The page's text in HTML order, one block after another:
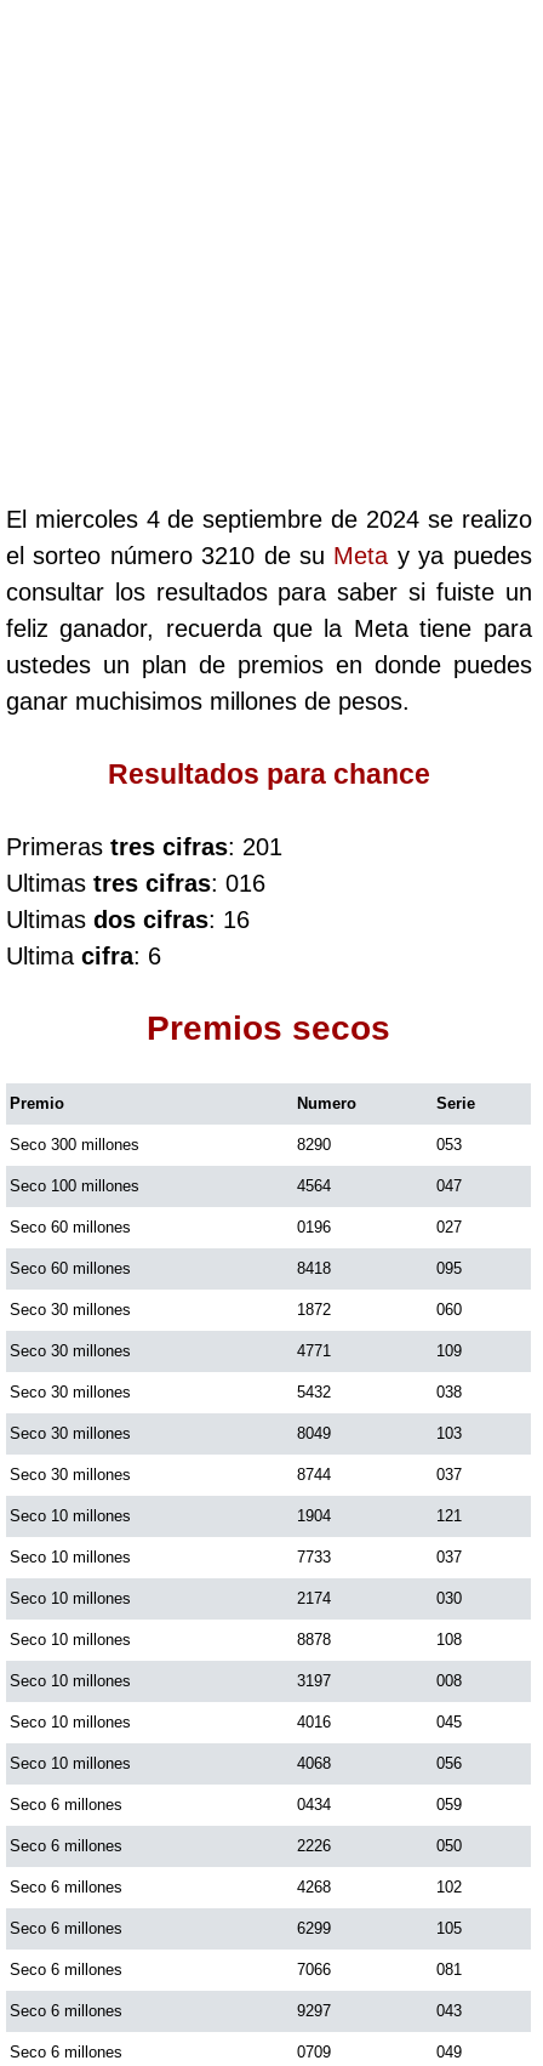
Cafeterito Noche
Caribeña Día
Caribeña Noche
Culona día
Culona noche
Dorado Mañana
Dorado Noche
Fantástica Día
Fantástica Noche
Motilon Tarde
Motilon Noche
Paisita Día
Paisita Noche
Paisita 3
Pick 3 Día
Pick 3 Noche
Pick 4 Día
Pick 4 Noche
El miercoles 4 de septiembre de 2024 se realizo
el sorteo número 3210 de su Meta y ya puedes
consultar los resultados para saber si fuiste un
feliz ganador, recuerda que la Meta tiene para
ustedes un plan de premios en donde puedes
ganar muchisimos millones de pesos.
Resultados para chance
Primeras tres cifras: 201
Ultimas tres cifras: 016
Ultimas dos cifras: 16
Ultima cifra: 6
Premios secos
Premio Numero Serie
Seco 300 millones 8290 053
Seco 100 millones 4564 047
Seco 60 millones 0196 027
Seco 60 millones 8418 095
Seco 30 millones 1872 060
Seco 30 millones 4771 109
Seco 30 millones 5432 038
Seco 30 millones 8049 103
Seco 30 millones 8744 037
Seco 10 millones 1904 121
Seco 10 millones 7733 037
Seco 10 millones 2174 030
Seco 10 millones 8878 108
Seco 10 millones 3197 008
Seco 10 millones 4016 045
Seco 10 millones 4068 056
Seco 6 millones 0434 059
Seco 6 millones 2226 050
Seco 6 millones 4268 102
Seco 6 millones 6299 105
Seco 6 millones 7066 081
Seco 6 millones 9297 043
Seco 6 millones 0709 049